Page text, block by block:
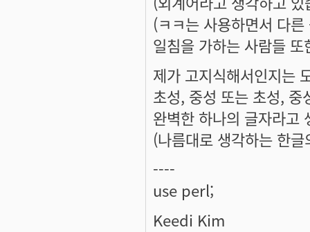
(ㅋㅋ는 사용하면서 다
일침을 가하는 사람들
제가 고지식해서인지는
초성, 중성 또는 초성, 중
완벽한 하나의 글자라고
(나름대로 생각하는 한
----
use perl;
Keedi Kim